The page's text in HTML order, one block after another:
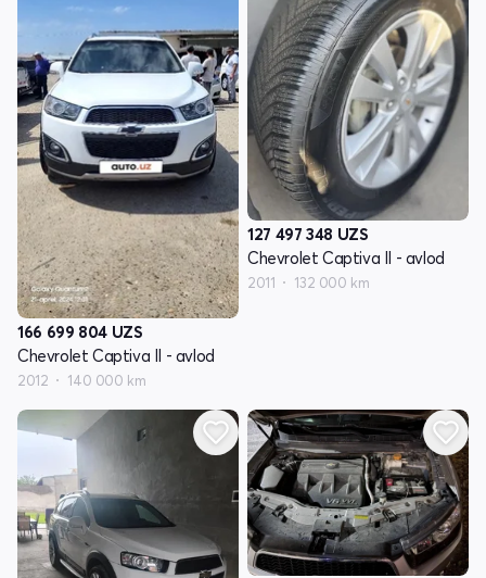
166 699 804 UZS
Chevrolet Captiva II - avlod
2012 140 000 km
127 497 348 UZS
Chevrolet Captiva II - avlod
2011 132 000 km